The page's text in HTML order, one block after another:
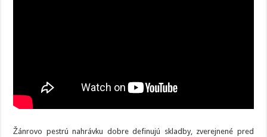
Žánrovo pestrú nahrávku dobre definujú skladby, zverejnené pred